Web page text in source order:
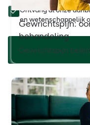
Gewrichtspijn:
behandeling
Ontvang al onze
en wetenschappelijk